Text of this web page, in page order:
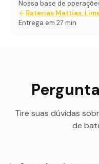
Nossa base de
Baterias Mattias,
Entrega em 27 min
Tire suas dúvidas
de